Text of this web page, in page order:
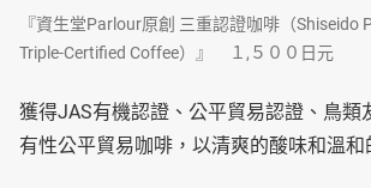
『資生堂Parlour原創 三重認證咖啡（Shiseido
Triple-Certified Coffee）』 １,５００日元
獲得JAS有機認證、公平貿易認證、鳥
有性公平貿易咖啡，以清爽的酸味和溫和